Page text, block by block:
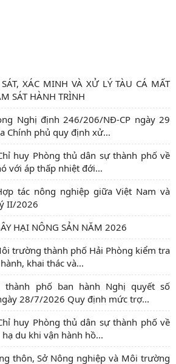
SÁT HÀNH TRÌNH
Chính phủ quy định xử...
với áp thấp nhiệt đới...
II/2026
HẠI NÔNG SẢN NĂM 2026
khai thác và...
28/7/2026 Quy định mức trợ...
du khi vận hành hồ...